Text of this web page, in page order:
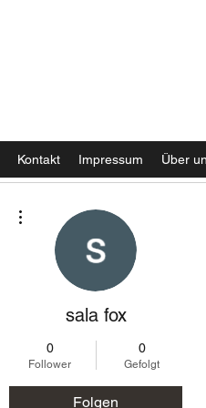
Kontakt Impressum Über
sala fox
0
Follower
0
Gefolgt
Folgen